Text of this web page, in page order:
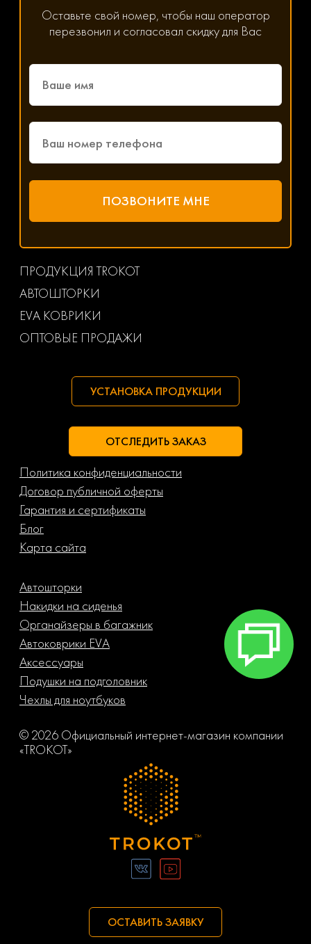
Оставьте свой номер, чтобы наш оператор
перезвонил и согласовал скидку для Вас
ПРОДУКЦИЯ TROKOT
АВТОШТОРКИ
EVA КОВРИКИ
ОПТОВЫЕ ПРОДАЖИ
УСТАНОВКА ПРОДУКЦИИ
ОТСЛЕДИТЬ ЗАКАЗ
Политика конфиденциальности
Договор публичной оферты
Гарантия и сертификаты
Блог
Карта сайта
Автошторки
Накидки на сиденья
Органайзеры в багажник
Автоковрики EVA
Аксессуары
Подушки на подголовник
Чехлы для ноутбуков
© 2026 Официальный интернет-магазин компании
«TROKOT»
ОСТАВИТЬ ЗАЯВКУ